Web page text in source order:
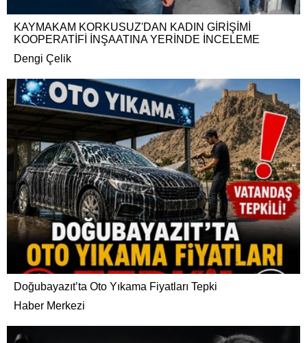
KAYMAKAM KORKUSUZ'DAN KADIN GİRİŞİMİ
KOOPERATİFİ İNŞAATINA YERİNDE İNCELEME
Dengi Çelik
Doğubayazıt’ta Oto Yıkama Fiyatları Tepki
Haber Merkezi